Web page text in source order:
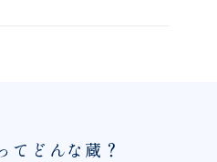
てどんな蔵？